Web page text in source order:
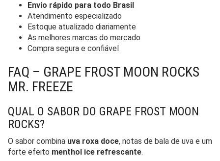
Envio rápido para todo Brasil
Atendimento especializado
Estoque atualizado diariamente
As melhores marcas do mercado
Compra segura e confiável
FAQ – GRAPE FROST MOON ROCKS
MR. FREEZE
QUAL O SABOR DO GRAPE FROST MOON
ROCKS?
O sabor combina uva roxa doce, notas de bala de uva e um
forte efeito menthol ice refrescante.